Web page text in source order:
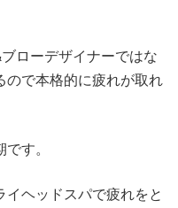
ローデザイナーではな
ので本格的に疲れが取れ
す。
ヘッドスパで疲れをと